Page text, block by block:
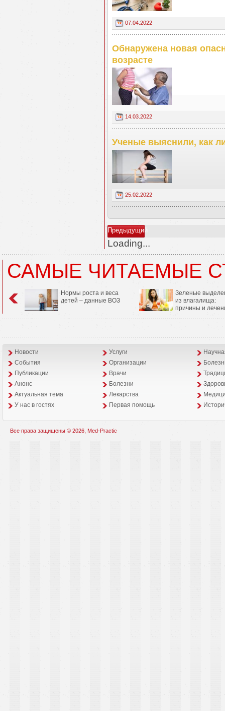
07.04.2022
Обнаружена новая
возрасте
14.03.2022
Ученые выяснили, как
25.02.2022
Предыдущий
Loading...
САМЫЕ ЧИТАЕМЫЕ
Нормы роста и веса
детей – данные ВОЗ
Зеленые
из влагалища:
причины и
Новости Услуги
События
Организации
Публикации
Врачи
Анонс
Болезни
Aктуальная тема
Лекарства
У нас в гостях
Первая помощь
Все права защищены © 2026, Med-Practic